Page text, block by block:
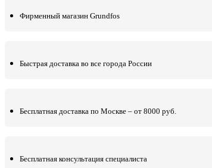
Фирменный магазин Grundfos
Быстрая доставка во все города России
Бесплатная доставка по Москве – от 8000 руб.
Бесплатная консультация специалиста